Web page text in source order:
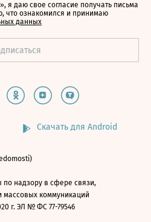
я даю свое согласие получать письма
что ознакомился и принимаю
данных
Скачать для Android
надзору в сфере связи,
массовых коммуникаций
г. ЭЛ № ФС 77-79546